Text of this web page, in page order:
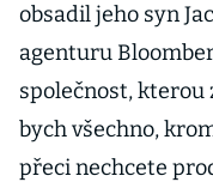
obsadil jeho syn
agenturu
společnost, kterou
bych všechno,
přeci nechcete